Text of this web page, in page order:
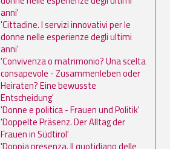
anni'
'Cittadine. I servizi innovativi per le
donne nelle esperienze degli ultimi
anni'
'Convivenza o matrimonio? Una scelta
consapevole - Zusammenleben oder
Heiraten? Eine bewusste
Entscheidung'
'Donne e politica - Frauen und Politik'
'Doppelte Präsenz. Der Alltag der
Frauen in Südtirol'
'Doppia presenza. Il quotidiano delle